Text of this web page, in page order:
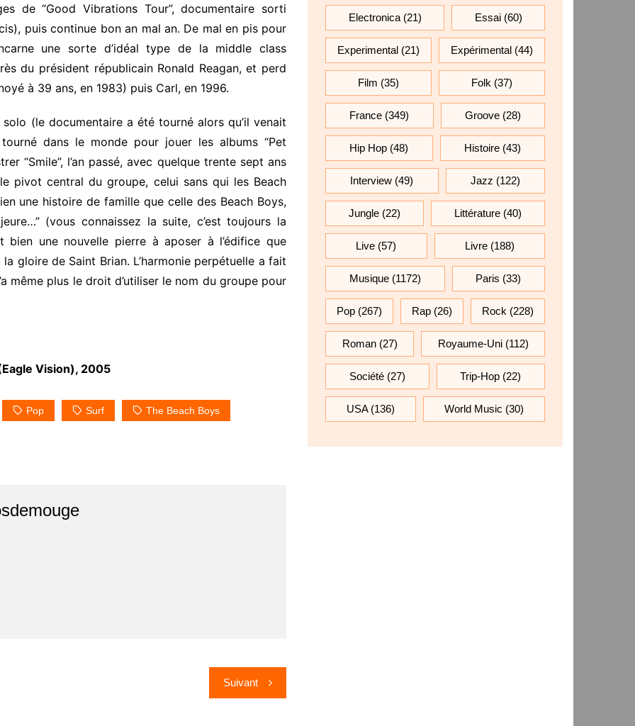
de “Good Vibrations Tour”, documentaire sorti
puis continue bon an mal an. De mal en pis pour
une sorte d’idéal type de la middle class
du président républicain Ronald Reagan, et perd
à 39 ans, en 1983) puis Carl, en 1996.
(le documentaire a été tourné alors qu’il venait
tourné dans le monde pour jouer les albums “Pet
“Smile”, l’an passé, avec quelque trente sept ans
pivot central du groupe, celui sans qui les Beach
une histoire de famille que celle des Beach Boys,
(vous connaissez la suite, c’est toujours la
bien une nouvelle pierre à aposer à l’édifice que
gloire de Saint Brian. L’harmonie perpétuelle a fait
même plus le droit d’utiliser le nom du groupe pour
Vision), 2005
Pop Surf The Beach Boys
Suivant
Electronica(21) Essai(60)
Experimental (21) Expérimental (44)
Film (35) Folk (37)
France (349) Groove(28)
Hip Hop (48) Histoire(43)
Interview (49) Jazz (122)
Jungle (22) Littérature (40)
Live (57) Livre(188)
Musique(1172) Paris (33)
Pop (267) Rap (26) Rock (228)
Roman(27) Royaume-Uni(112)
Société(27) Trip-Hop (22)
USA(136) World Music (30)